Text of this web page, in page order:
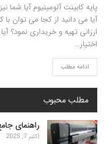
آلومینیوم آیا شما نیز به دنبال
از کجا می توان با کیفیت
و خریداری نمود؟ آیا از انواع
راهنمای جامع بازار کار
اکتبر 7, 2025